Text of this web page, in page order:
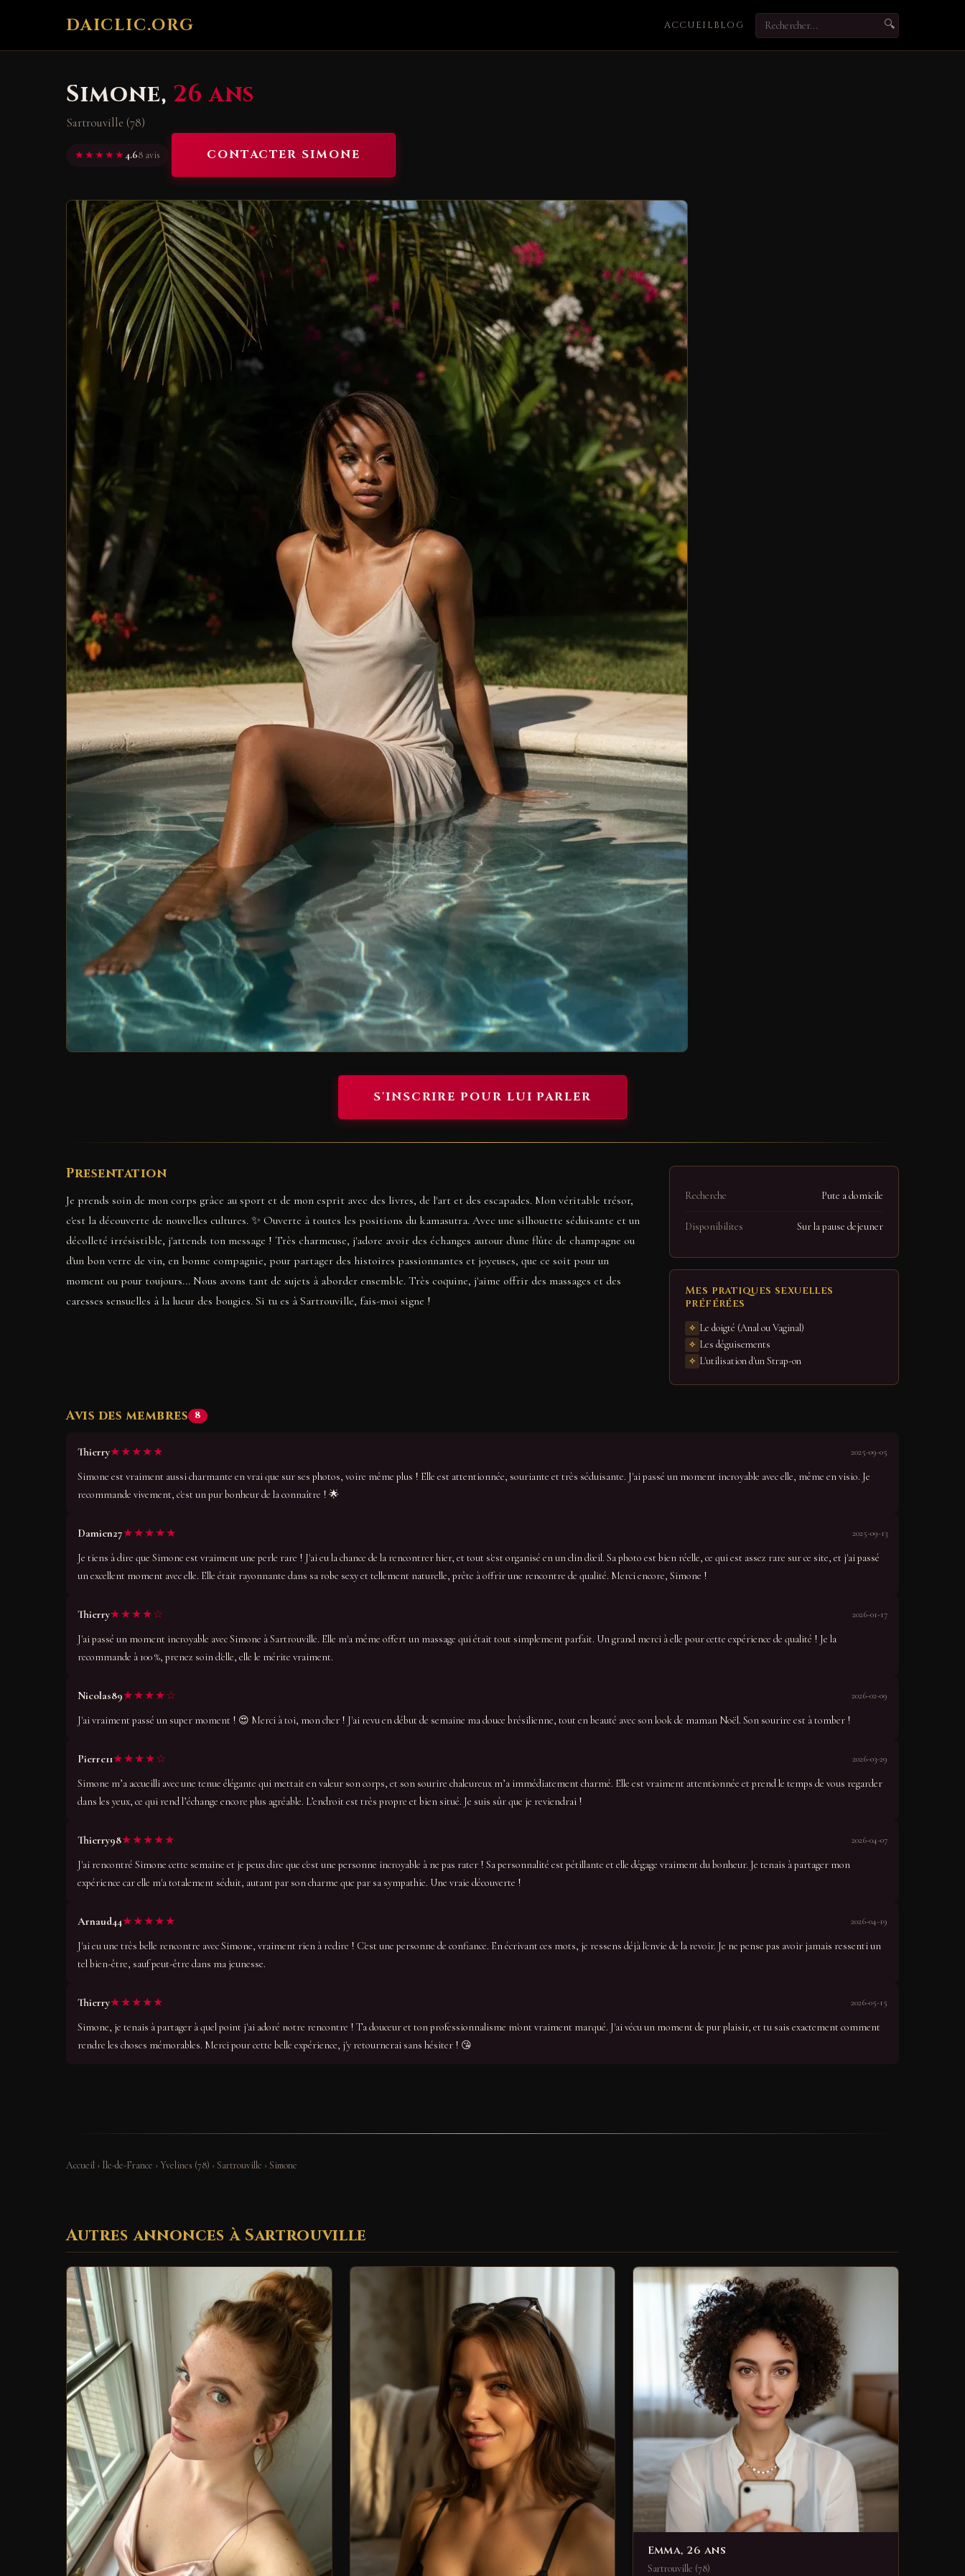
DAICLIC.ORG ACCUEILBLOG 🔍
Accueil › Île-de-France › Yvelines (78) › Sartrouville › Simone
Simone, 26 ans
Sartrouville (78)
★★★★★ 4.68 avis CONTACTER SIMONE
S'INSCRIRE POUR LUI PARLER
Presentation
Je prends soin de mon corps grâce au sport et de mon esprit avec des livres, de l'art et des escapades. Mon véritable trésor,
c'est la découverte de nouvelles cultures. ✨ Ouverte à toutes les positions du kamasutra. Avec une silhouette séduisante et un
décolleté irrésistible, j'attends ton message ! Très charmeuse, j'adore avoir des échanges autour d'une flûte de champagne ou
d'un bon verre de vin, en bonne compagnie, pour partager des histoires passionnantes et joyeuses, que ce soit pour un
moment ou pour toujours... Nous avons tant de sujets à aborder ensemble. Très coquine, j'aime offrir des massages et des
caresses sensuelles à la lueur des bougies. Si tu es à Sartrouville, fais-moi signe !
Recherche Pute a domicile
Disponibilites Sur la pause dejeuner
Mes pratiques sexuelles
préférées
Le doigté (Anal ou Vaginal)
Les déguisements
L'utilisation d'un Strap-on
Avis des membres 8
Thierry★★★★★ 2025-09-05
Simone est vraiment aussi charmante en vrai que sur ses photos, voire même plus ! Elle est attentionnée, souriante et très séduisante. J'ai passé un moment incroyable avec elle, même en visio. Je
recommande vivement, c'est un pur bonheur de la connaître ! 🌟
Damien27★★★★★ 2025-09-13
Je tiens à dire que Simone est vraiment une perle rare ! J'ai eu la chance de la rencontrer hier, et tout s'est organisé en un clin d'œil. Sa photo est bien réelle, ce qui est assez rare sur ce site, et j'ai passé
un excellent moment avec elle. Elle était rayonnante dans sa robe sexy et tellement naturelle, prête à offrir une rencontre de qualité. Merci encore, Simone !
Thierry★★★★☆ 2026-01-17
J'ai passé un moment incroyable avec Simone à Sartrouville. Elle m'a même offert un massage qui était tout simplement parfait. Un grand merci à elle pour cette expérience de qualité ! Je la
recommande à 100 %, prenez soin d'elle, elle le mérite vraiment.
Nicolas89★★★★☆ 2026-02-09
J'ai vraiment passé un super moment ! 😍 Merci à toi, mon cher ! J'ai revu en début de semaine ma douce brésilienne, tout en beauté avec son look de maman Noël. Son sourire est à tomber !
Pierre11★★★★☆ 2026-03-29
Simone m’a accueilli avec une tenue élégante qui mettait en valeur son corps, et son sourire chaleureux m’a immédiatement charmé. Elle est vraiment attentionnée et prend le temps de vous regarder
dans les yeux, ce qui rend l’échange encore plus agréable. L’endroit est très propre et bien situé. Je suis sûr que je reviendrai !
Thierry98★★★★★ 2026-04-07
J'ai rencontré Simone cette semaine et je peux dire que c'est une personne incroyable à ne pas rater ! Sa personnalité est pétillante et elle dégage vraiment du bonheur. Je tenais à partager mon
expérience car elle m'a totalement séduit, autant par son charme que par sa sympathie. Une vraie découverte !
Arnaud44★★★★★ 2026-04-19
J'ai eu une très belle rencontre avec Simone, vraiment rien à redire ! C'est une personne de confiance. En écrivant ces mots, je ressens déjà l'envie de la revoir. Je ne pense pas avoir jamais ressenti un
tel bien-être, sauf peut-être dans ma jeunesse.
Thierry★★★★★ 2026-05-15
Simone, je tenais à partager à quel point j'ai adoré notre rencontre ! Ta douceur et ton professionnalisme m'ont vraiment marqué. J'ai vécu un moment de pur plaisir, et tu sais exactement comment
rendre les choses mémorables. Merci pour cette belle expérience, j'y retournerai sans hésiter ! 😘
Autres annonces à Sartrouville
Emma, 26 ans
Sartrouville (78)